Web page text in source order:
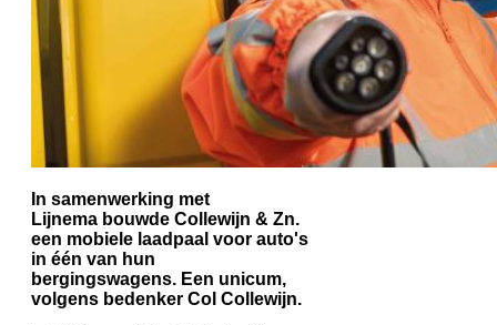
In samenwerking met
Lijnema bouwde Collewijn & Zn.
een mobiele laadpaal voor auto's
in één van hun
bergingswagens. Een unicum,
volgens bedenker Col Collewijn.